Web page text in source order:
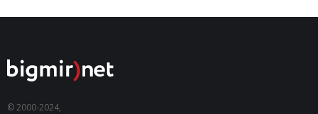
© 2000-2024,